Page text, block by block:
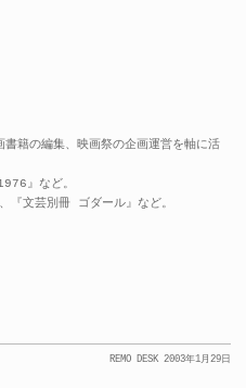
籍の編集、映画祭の企画運営を軸に活
』など。
『文芸別冊 ゴダール』など。
REMO DESK 2003年1月29日